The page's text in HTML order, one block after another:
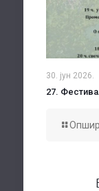
30. јун 2026.
27.